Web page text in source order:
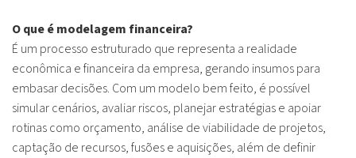
O que é modelagem financeira?
É um processo estruturado que representa a realidade
econômica e financeira da empresa, gerando insumos para
embasar decisões. Com um modelo bem feito, é possível
simular cenários, avaliar riscos, planejar estratégias e apoiar
rotinas como orçamento, análise de viabilidade de projetos,
captação de recursos, fusões e aquisições, além de definir